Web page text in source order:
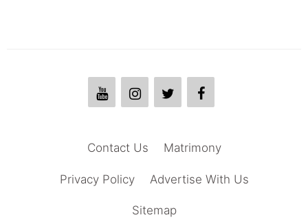
Matrimony
Contact Us
Advertise With Us
Privacy Policy
Sitemap